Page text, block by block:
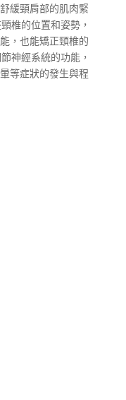
緩頸肩部的肌肉緊
椎的位置和姿勢，
，也能矯正頸椎的
神經系統的功能，
等症狀的發生與程